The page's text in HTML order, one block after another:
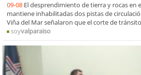
09-08 El desprendimiento de tierra y rocas en
mantiene inhabilitadas dos pistas de
Viña del Mar señalaron que el corte de
soyvalparaiso